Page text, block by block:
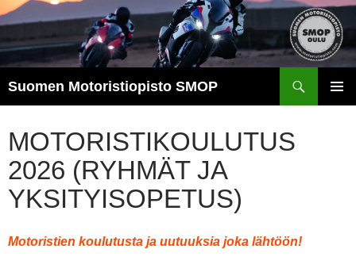
Suomen Motoristiopisto SMOP
CONTENT
MOTORISTIKOULUTUS
2026 (RYHMÄT JA
YKSITYISOPETUS)
Motoristien koulutusta ja uutuuksia joka lähtöön!